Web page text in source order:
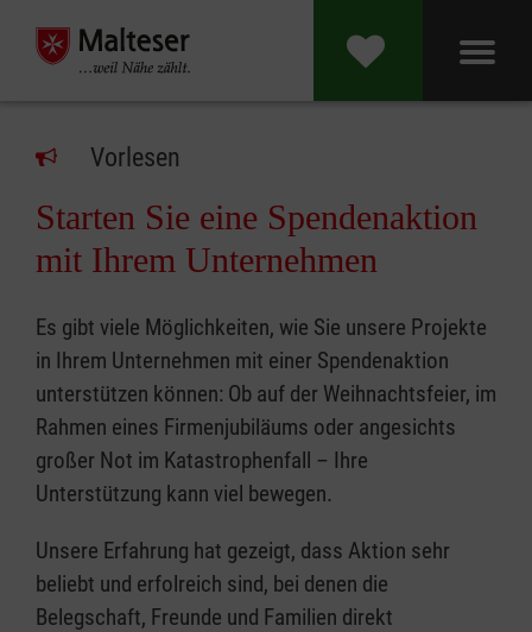
Vorlesen
Starten Sie eine Spendenaktion
mit Ihrem Unternehmen
Es gibt viele Möglichkeiten, wie Sie unsere Projekte
in Ihrem Unternehmen mit einer Spendenaktion
unterstützen können: Ob auf der Weihnachtsfeier, im
Rahmen eines Firmenjubiläums oder angesichts
großer Not im Katastrophenfall – Ihre
Unterstützung kann viel bewegen.
Unsere Erfahrung hat gezeigt, dass Aktion sehr
beliebt und erfolreich sind, bei denen die
Belegschaft, Freunde und Familien direkt